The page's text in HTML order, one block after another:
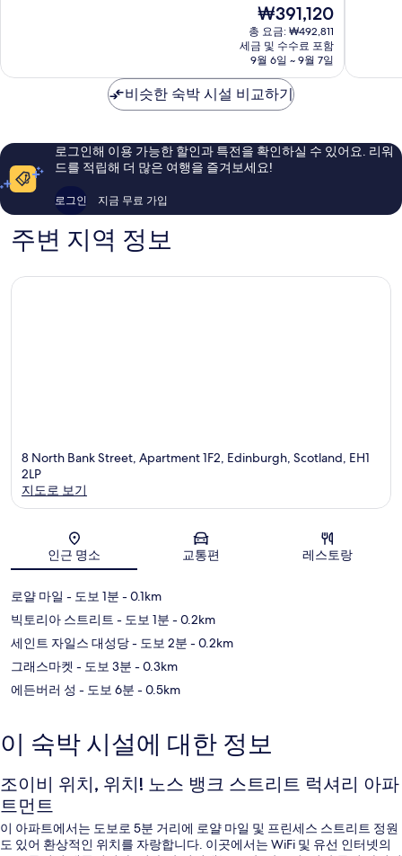
내
우
요,
용
후
개
현
재
요
금
₩391,120
₩391,120
총 요금: ₩492,811
세금 및 수수료 포함
9월 6일 ~ 9월 7일
파
올
드
좋
용
후
비슷한 숙박 시설 비교하기
로그인해 이용 가능한 할인과 특전을 확인하실 수 있어요. 리워
드를 적립해 더 많은 여행을 즐겨보세요!
로그인 지금 무료 가입
주변 지역 정보
8 North Bank Street, Apartment 1F2, Edinburgh, Scotland, EH1
2LP
지도로 보기
인근 명소 교통편 레스토랑
로얄 마일 - 도보 1분 - 0.1km
빅토리아 스트리트 - 도보 1분 - 0.2km
세인트 자일스 대성당- 도보 2분 - 0.2km
그래스마켓 - 도보 3분 - 0.3km
에든버러 성 - 도보 6분 - 0.5km
이 숙박 시설에 대한 정보
조이비 위치, 위치! 노스 뱅크 스트리트 럭셔리 아파
트먼트
이 아파트에서는 도보로 5분 거리에 로얄 마일 및 프린세스 스트리트 정원
도 있어 환상적인 위치를 자랑합니다. 이곳에서는 WiFi 및 유선 인터넷의